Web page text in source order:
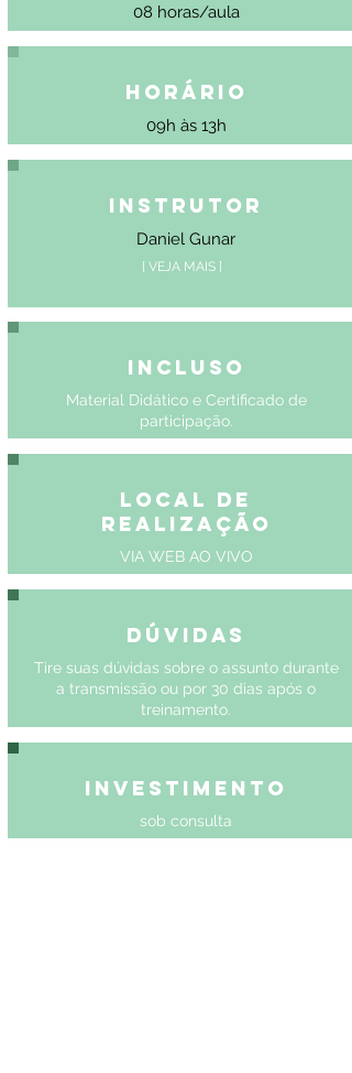
08 horas/aula
Horário
09h às 13h
Instrutor
Daniel Gunar
[ VEJA MAIS ]
Incluso
Material Didático e Certificado de
participação.
Local de
Realização
VIA WEB AO VIVO
Dúvidas
Tire suas dúvidas sobre o assunto durante
a transmissão ou por 30 dias após o
treinamento.
Investimento
sob consulta